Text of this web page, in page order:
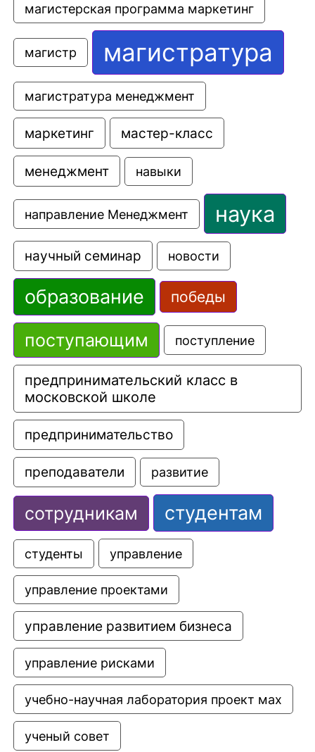
магистерская программа маркетинг
магистр магистратура
магистратура менеджмент
маркетинг мастер-класс
менеджмент навыки
направление Менеджмент наука
научный семинар новости
образование победы
поступающим поступление
предпринимательский класс в
московской школе
предпринимательство
преподаватели развитие
сотрудникам студентам
студенты управление
управление проектами
управление развитием бизнеса
управление рисками
учебно-научная лаборатория проект мах
ученый совет